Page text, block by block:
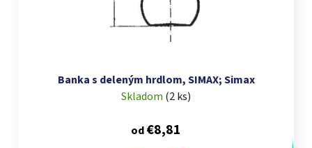
Banka s deleným hrdlom, SIMAX; Simax
Skladom (2 ks)
od€8,81